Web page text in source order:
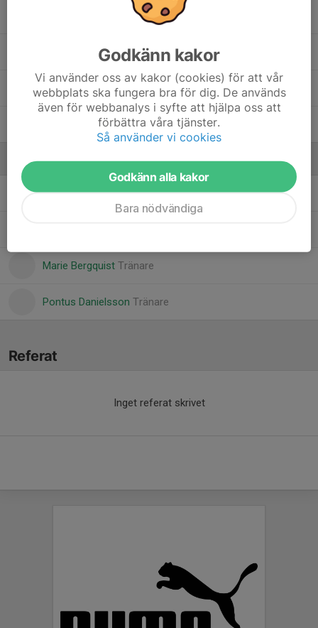
Maximilian Söderman
Melker Anglesjö
Måns Onmalm
Patchara Andersson Wuttiya
Ledare
Anders BergquistTränare
Marie Bergquist Tränare
Pontus Danielsson Tränare
Referat
Inget referat skrivet
Godkänn kakor
Vi använder oss av kakor (cookies) för att vår
webbplats ska fungera bra för dig. De används
även för webbanalys i syfte att hjälpa oss att
förbättra våra tjänster.
Så använder vi cookies
Godkänn alla kakor
Bara nödvändiga